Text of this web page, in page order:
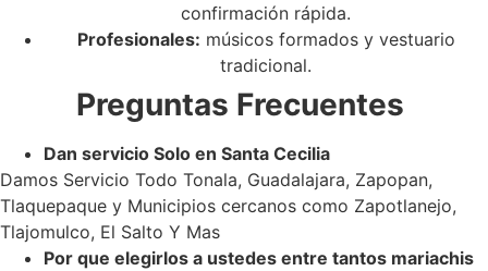
confirmación rápida.
Profesionales: músicos formados y vestuario
tradicional.
Preguntas Frecuentes
Dan servicio Solo en Santa Cecilia
Damos Servicio Todo Tonala, Guadalajara, Zapopan,
Tlaquepaque y Municipios cercanos como Zapotlanejo,
Tlajomulco, El Salto Y Mas
Por que elegirlos a ustedes entre tantos mariachis